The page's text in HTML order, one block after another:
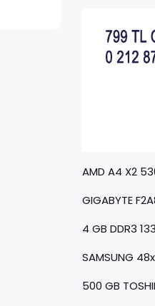
AMD A4 X2
GIGABYTE
4 GB DDR3
SAMSUNG
500 GB